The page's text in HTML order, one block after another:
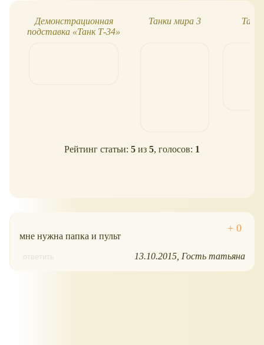
Демонстрационная
подставка «Танк Т-34»
Танки мира 3
Рейтинг статьи: 5 из 5, голосов: 1
мне нужна папка и пульт
ответить 13.10.2015 Гость татьяна